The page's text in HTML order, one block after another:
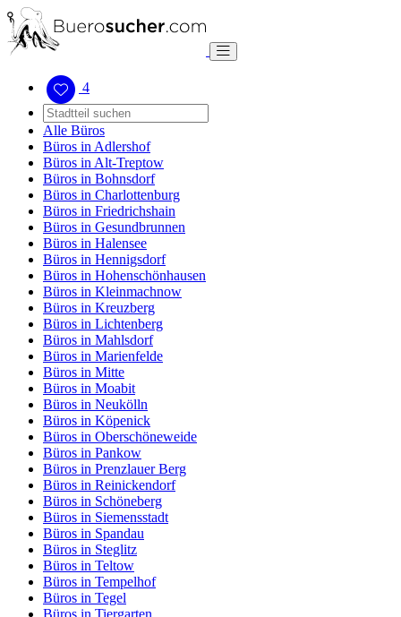
4
Alle Büros
Büros in Adlershof
Büros in Alt-Treptow
Büros in Bohnsdorf
Büros in Charlottenburg
Büros in Friedrichshain
Büros in Gesundbrunnen
Büros in Halensee
Büros in Hennigsdorf
Büros in Hohenschönhausen
Büros in Kleinmachnow
Büros in Kreuzberg
Büros in Lichtenberg
Büros in Mahlsdorf
Büros in Marienfelde
Büros in Mitte
Büros in Moabit
Büros in Neukölln
Büros in Köpenick
Büros in Oberschöneweide
Büros in Pankow
Büros in Prenzlauer Berg
Büros in Reinickendorf
Büros in Schöneberg
Büros in Siemensstadt
Büros in Spandau
Büros in Steglitz
Büros in Teltow
Büros in Tempelhof
Büros in Tegel
Büros in Tiergarten